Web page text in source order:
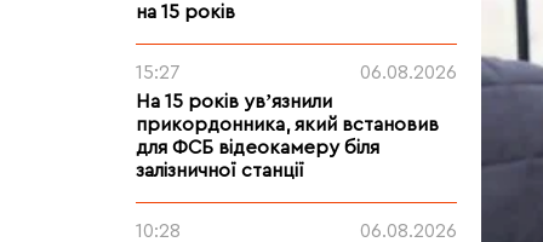
на 15 років
15:27
06.08.2026
На 15 років увʼязнили
прикордонника, який встановив
для ФСБ відеокамеру біля
залізничної станції
10:28
06.08.2026